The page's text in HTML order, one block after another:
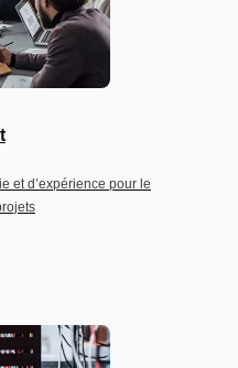
et d’expérience pour le